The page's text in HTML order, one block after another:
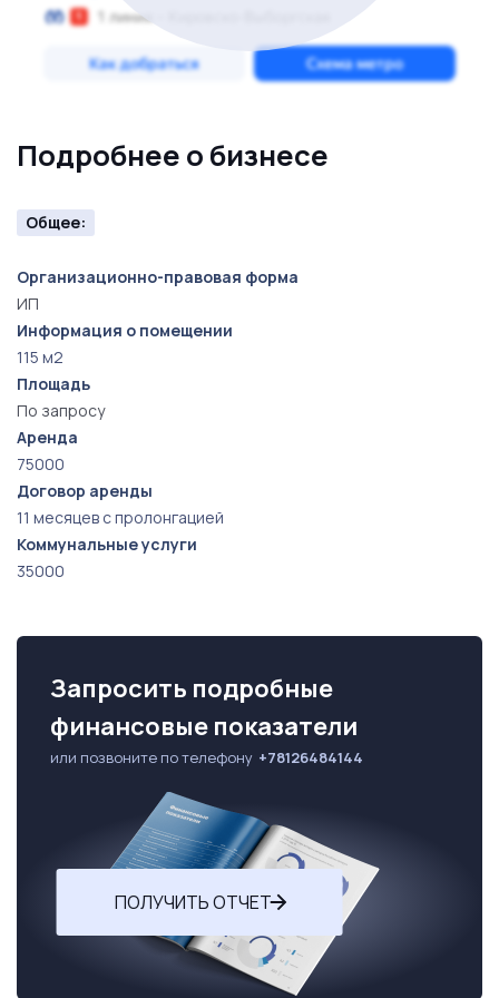
обладателем успешного заведения с хорошей
клиентской базой и высоким потенциалом, не
упустите этот шанс. Для получения более подробной
свяжитесь по указанному номеру.
Подробнее о бизнесе
Общее:
Организационно-правовая форма
ИП
Информация о помещении
115 м2
Площадь
По запросу
Аренда
75000
Договор аренды
11 месяцев с пролонгацией
Коммунальные услуги
35000
Запросить подробные
финансовые показатели
или позвоните по телефону +78126484144
ПОЛУЧИТЬ ОТЧЕТ